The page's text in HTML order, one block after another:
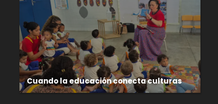
Cuando la educación conecta culturas